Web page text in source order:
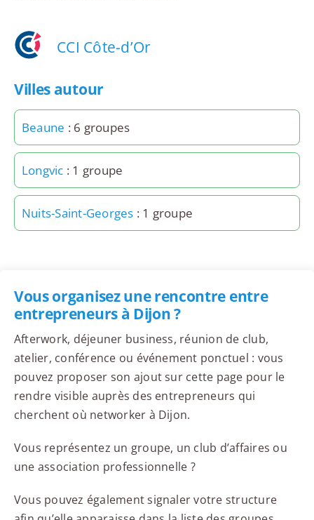
CCI Côte-d’Or
Villes autour
Beaune : 6 groupes
Longvic : 1 groupe
Nuits-Saint-Georges : 1 groupe
Vous organisez une rencontre entre
entrepreneurs à Dijon ?
Afterwork, déjeuner business, réunion de club,
atelier, conférence ou événement ponctuel : vous
pouvez proposer son ajout sur cette page pour le
rendre visible auprès des entrepreneurs qui
cherchent où networker à Dijon.
Vous représentez un groupe, un club d’affaires ou
une association professionnelle ?
Vous pouvez également signaler votre structure